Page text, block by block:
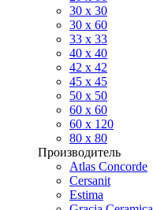
30 х 30
30 x 60
33 x 33
40 х 40
42 x 42
45 x 45
50 x 50
60 х 60
60 x 120
80 x 80
Производитель
Atlas Concorde
Cersanit
Estima